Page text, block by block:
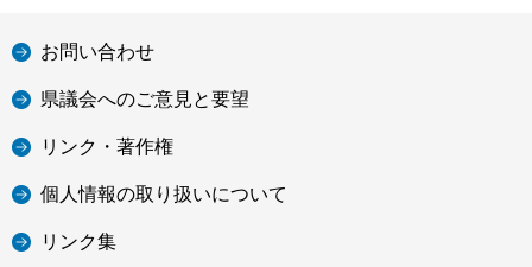
お問い合わせ
県議会へのご意見と要望
リンク・著作権
個人情報の取り扱いについて
リンク集